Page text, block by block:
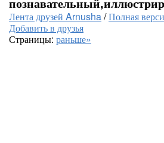
Лента друзей Arnusha/Полная
Добавить в друзья
Страницы: раньше»